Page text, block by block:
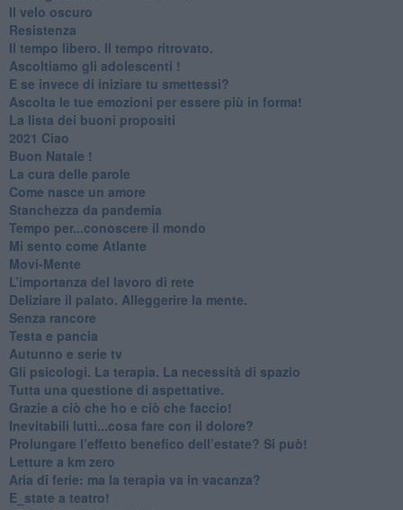
​Il velo oscuro
Resistenza
​Il tempo libero. Il tempo ritrovato.
Ascoltiamo gli adolescenti !
​E se invece di iniziare tu smettessi?
​Ascolta le tue emozioni per essere più in forma!
​La lista dei buoni propositi
2021 Ciao
Buon Natale !
​La cura delle parole
​Come nasce un amore
Stanchezza da pandemia
​Tempo per...conoscere il mondo
​Mi sento come Atlante
​Movi-Mente
​L’importanza del lavoro di rete
​Deliziare il palato. Alleggerire la mente.
​Senza rancore
​Testa e pancia
​Autunno e serie tv
​Gli psicologi. La terapia. La necessità di spazio
​Tutta una questione di aspettative.
​Grazie a ciò che ho e ciò che faccio!
​Inevitabili lutti...cosa fare con il dolore?
Prolungare l’effetto benefico dell’estate? Si può!
​Letture a km zero
​Aria di ferie: ma la terapia va in vacanza?
​E_state a teatro!